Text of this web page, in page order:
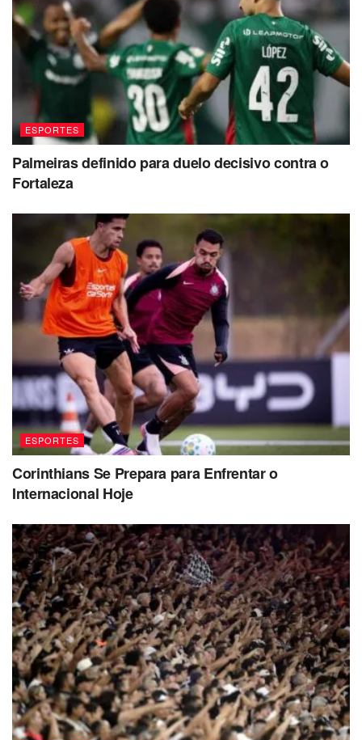
ESPORTES
Palmeiras definido para duelo decisivo contra o
Fortaleza
ESPORTES
Corinthians Se Prepara para Enfrentar o
Internacional Hoje